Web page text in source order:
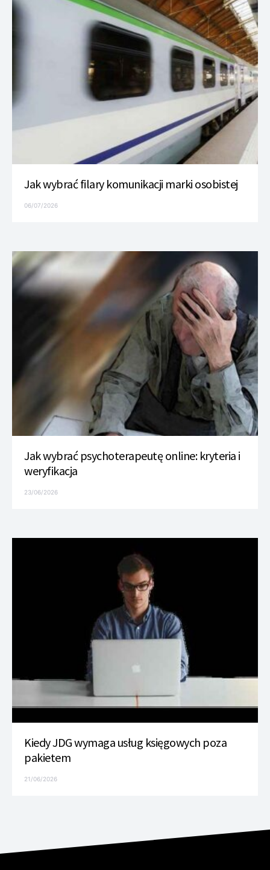
Jak wybrać filary komunikacji marki osobistej
06/07/2026
Jak wybrać psychoterapeutę online: kryteria i
weryfikacja
23/06/2026
Kiedy JDG wymaga usług księgowych poza
pakietem
21/06/2026